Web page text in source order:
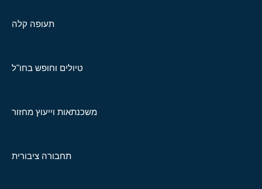
תעופה קלה
טיולים וחופש בחו"ל
משכנתאות וייעוץ מחזור
תחבורה ציבורית